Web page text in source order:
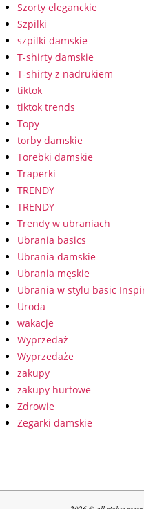
Szorty eleganckie
Szpilki
szpilki damskie
T-shirty damskie
T-shirty z nadrukiem
tiktok
tiktok trends
Topy
torby damskie
Torebki damskie
Traperki
TRENDY
TRENDY
Trendy w ubraniach
Ubrania basics
Ubrania damskie
Ubrania męskie
Ubrania w stylu basic
Uroda
wakacje
Wyprzedaż
Wyprzedaże
zakupy
zakupy hurtowe
Zdrowie
Zegarki damskie